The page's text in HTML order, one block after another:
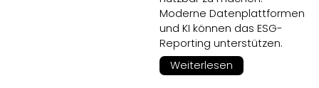
Moderne Datenplattformen
und KI können das ESG-
Reporting unterstützen.
Weiterlesen